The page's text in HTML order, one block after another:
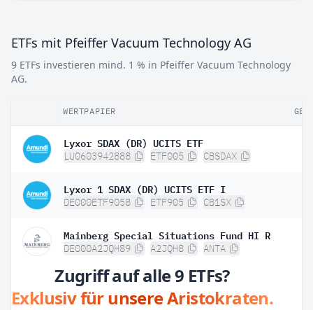
ETFs mit Pfeiffer Vacuum Technology AG
9 ETFs investieren mind. 1 % in Pfeiffer Vacuum Technology
AG.
WERTPAPIER
Lyxor SDAX (DR) UCITS ETF
LU0603942888 ETF005 CBSDAX
Lyxor 1 SDAX (DR) UCITS ETF I
DE000ETF9058 ETF905 CB1SX
Mainberg Special Situations Fund HI R
DE000A2JQH89 A2JQH8 ANTA
Zugriff auf alle 9 ETFs?
Exklusiv für unsere Aristokraten.